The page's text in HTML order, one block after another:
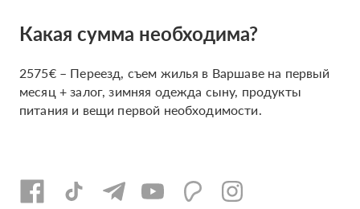
Какая сумма необходима?
2575€ – Переезд, съем жилья в Варшаве на первый
месяц + залог, зимняя одежда сыну, продукты
питания и вещи первой необходимости.